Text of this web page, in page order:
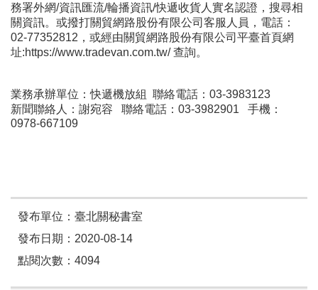
務署外網/資訊匯流/輪播資訊/快遞收貨人實名認證，搜尋相
關資訊。或撥打關貿網路股份有限公司客服人員，電話：
02-77352812，或經由關貿網路股份有限公司平臺首頁網
址:https://www.tradevan.com.tw/ 查詢。
業務承辦單位：快遞機放組 聯絡電話：03-3983123
新聞聯絡人：謝宛容 聯絡電話：03-3982901 手機：
0978-667109
發布單位：臺北關秘書室
發布日期：2020-08-14
點閱次數：4094